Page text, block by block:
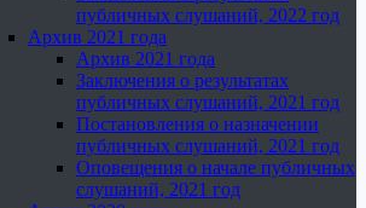
публичных слушаний, 2022 год
Архив 2021 года
Архив 2021 года
Заключения о результатах
публичных слушаний, 2021 год
Постановления о назначении
публичных слушаний, 2021 год
Оповещения о начале публичных
слушаний, 2021 год